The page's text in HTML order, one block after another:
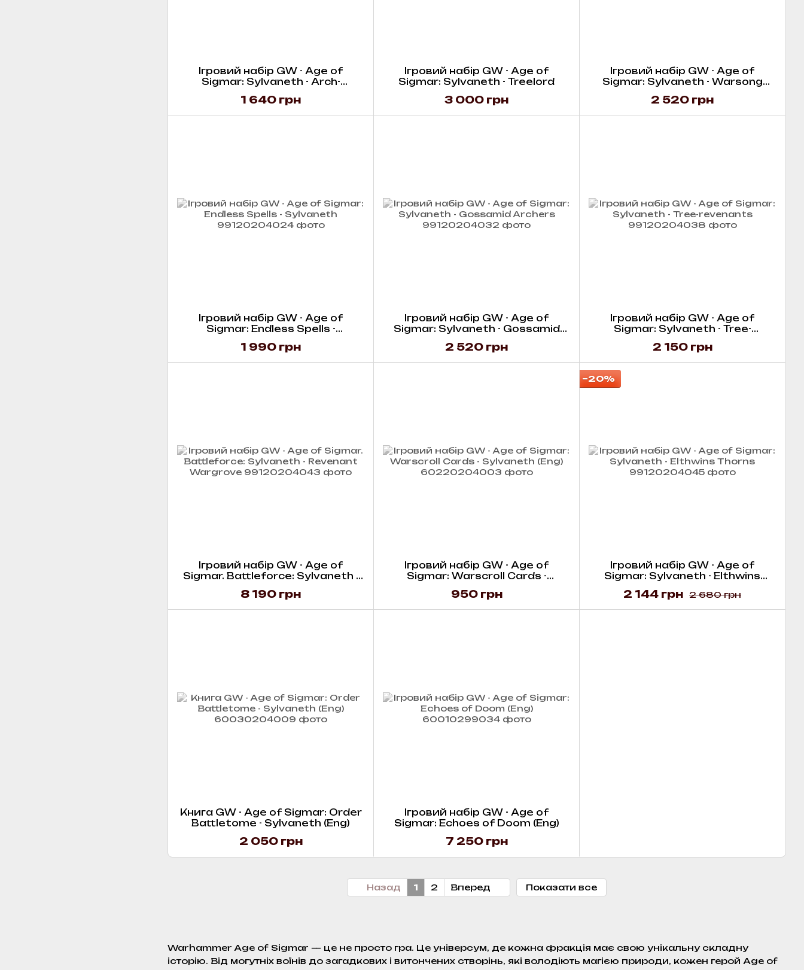
Warhammer Age of Sigmar — це не просто гра. Це універсум, де кожна фракція має свою унікальну складну
історію. Від могутніх воїнів до загадкових і витончених створінь, які володіють магією природи, кожен герой Age of
Ігровий набір GW - Age of
Sigmar: Sylvaneth - Arch-
1 640 грн
Ігровий набір GW - Age of
Sigmar: Sylvaneth - Treelord
3 000 грн
Ігровий набір GW - Age of
Sigmar: Sylvaneth - Warsong
2 520 грн
Ігровий набір GW - Age of
Sigmar: Endless Spells -
1 990 грн
Ігровий набір GW - Age of
Sigmar: Sylvaneth - Gossamid
2 520 грн
Ігровий набір GW - Age of
Sigmar: Sylvaneth - Tree-
2 150 грн
Ігровий набір GW - Age of
Sigmar. Battleforce: Sylvaneth -
8 190 грн
Ігровий набір GW - Age of
Sigmar: Warscroll Cards -
950 грн
−20%
Ігровий набір GW - Age of
Sigmar: Sylvaneth - Elthwins
2 680 грн
2 144 грн
Книга GW - Age of Sigmar: Order
Battletome - Sylvaneth (Eng)
2 050 грн
Ігровий набір GW - Age of
Sigmar: Echoes of Doom (Eng)
7 250 грн
Назад 1 2 Вперед Показати все